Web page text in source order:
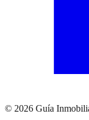
© 2026 Guía